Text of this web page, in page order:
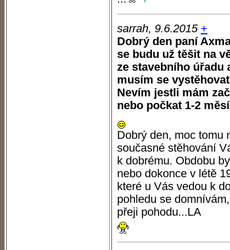
sarrah, 9.6.2015 +
Dobrý den paní
se budu už těšit na
ze stavebního úřadu
musím se
Nevím jestli mám
nebo počkat 1-2
Dobrý den, moc tomu
současné stěhování
k dobrému. Obdobu
nebo dokonce v létě
které u Vás vedou k
pohledu se
přeji pohodu...LA